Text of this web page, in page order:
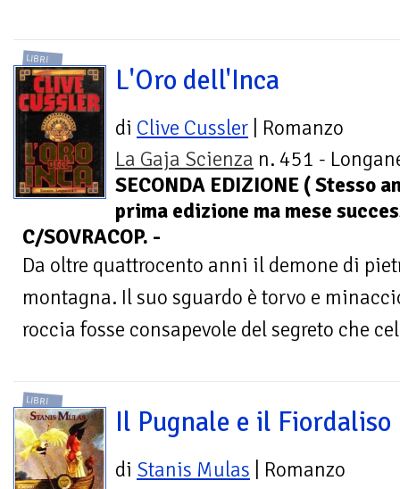
LIBRI
L'Oro dell'Inca
di Clive Cussler | Romanzo
La Gaja Scienza n. 451 -
SECONDA EDIZIONE ( Stesso
prima edizione ma mese
C/SOVRACOP. -
Da oltre quattrocento anni il demone di
montagna. Il suo sguardo è torvo e
roccia fosse consapevole del segreto che
LIBRI
Il Pugnale e il Fiordaliso
di Stanis Mulas | Romanzo